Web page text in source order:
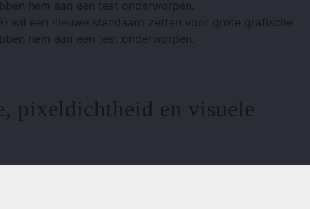
wil een nieuwe standaard zetten voor grote grafische
hem aan een test onderworpen.
pixeldichtheid en visuele